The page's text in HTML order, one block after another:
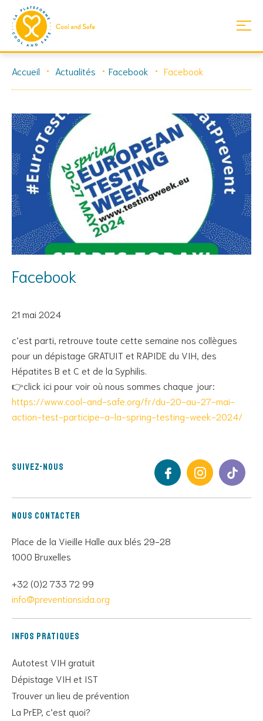
Accueil Actualités Facebook Facebook
Facebook
21 mai 2024
c’est parti, retrouve toute cette semaine nos collègues
pour un dépistage GRATUIT et RAPIDE du VIH, des
Hépatites B et C et de la Syphilis.
👉click ici pour voir où nous sommes chaque jour:
https://www.cool-and-safe.org/fr/du-20-au-27-mai-
action-test-participe-a-la-spring-testing-week-2024/
Suivez-nous
Nous contacter
Place de la Vieille Halle aux blés 29-28
1000 Bruxelles
+32 (0)2 733 72 99
info@preventionsida.org
Infos pratiques
Autotest VIH gratuit
Dépistage VIH et IST
Trouver un lieu de prévention
La PrEP, c’est quoi?